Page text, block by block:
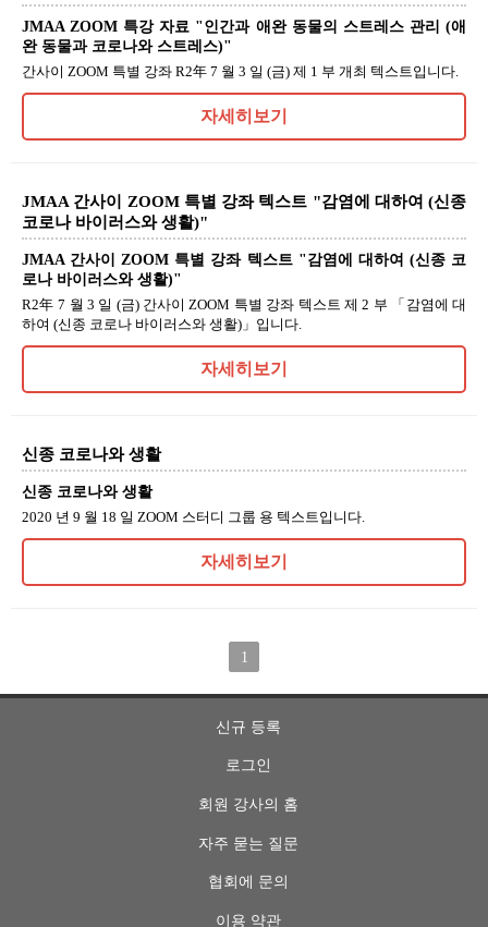
JMAA ZOOM 특강 자료 "인간과 애완 동물의 스트레스 관리 (애
완 동물과 코로나와 스트레스)"
간사이 ZOOM 특별 강좌 R2年 7 월 3 일 (금) 제 1 부 개최 텍스트입니다.
자세히보기
JMAA 간사이 ZOOM 특별 강좌 텍스트 "감염에 대하여 (신종
코로나 바이러스와 생활)"
JMAA 간사이 ZOOM 특별 강좌 텍스트 "감염에 대하여 (신종 코
로나 바이러스와 생활)"
R2年 7 월 3 일 (금) 간사이 ZOOM 특별 강좌 텍스트 제 2 부 「감염에 대
하여 (신종 코로나 바이러스와 생활)」입니다.
자세히보기
신종 코로나와 생활
신종 코로나와 생활
2020 년 9 월 18 일 ZOOM 스터디 그룹 용 텍스트입니다.
자세히보기
1
신규 등록
로그인
회원 강사의 홈
자주 묻는 질문
협회에 문의
이용 약관